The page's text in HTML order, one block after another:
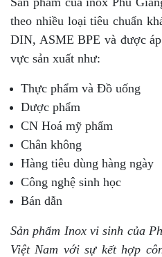
theo nhiều loại tiêu chuẩn
DIN, ASME BPE và được
vực sản xuất như:
Thực phẩm và Đồ uống
Dược phẩm
CN Hoá mỹ phẩm
Chân không
Hàng tiêu dùng hàng ngày
Công nghệ sinh học
Bán dẫn
Sản phẩm Inox vi sinh của
Việt Nam với sự kết hợp